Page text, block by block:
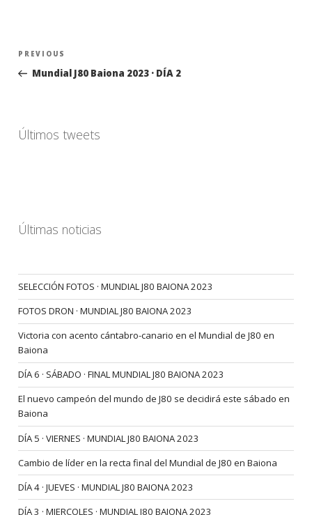
Navegación
entradas
Previous
Post
PREVIOUS
Mundial J80 Baiona 2023 · DÍA 2
Últimos tweets
Últimas noticias
SELECCIÓN FOTOS · MUNDIAL J80 BAIONA 2023
FOTOS DRON · MUNDIAL J80 BAIONA 2023
Victoria con acento cántabro-canario en el Mundial de J80 en
Baiona
DÍA 6 · SÁBADO · FINAL MUNDIAL J80 BAIONA 2023
El nuevo campeón del mundo de J80 se decidirá este sábado en
Baiona
DÍA 5 · VIERNES · MUNDIAL J80 BAIONA 2023
Cambio de líder en la recta final del Mundial de J80 en Baiona
DÍA 4 · JUEVES · MUNDIAL J80 BAIONA 2023
DÍA 3 · MIERCOLES · MUNDIAL J80 BAIONA 2023